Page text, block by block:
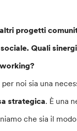
progetti
Quali
noi sia una
strategica. È una
che sia il